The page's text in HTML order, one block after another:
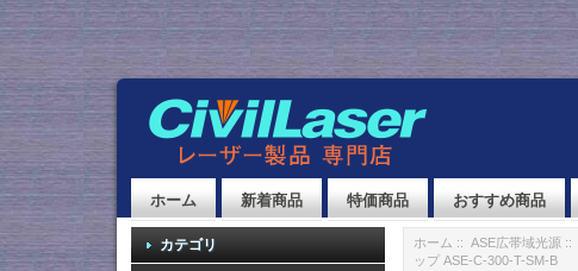
ホーム 新着商品 特価商品 おすすめ商品
カテゴリ ホーム :: ASE広帯域光源 ::
ップ ASE-C-300-T-SM-B